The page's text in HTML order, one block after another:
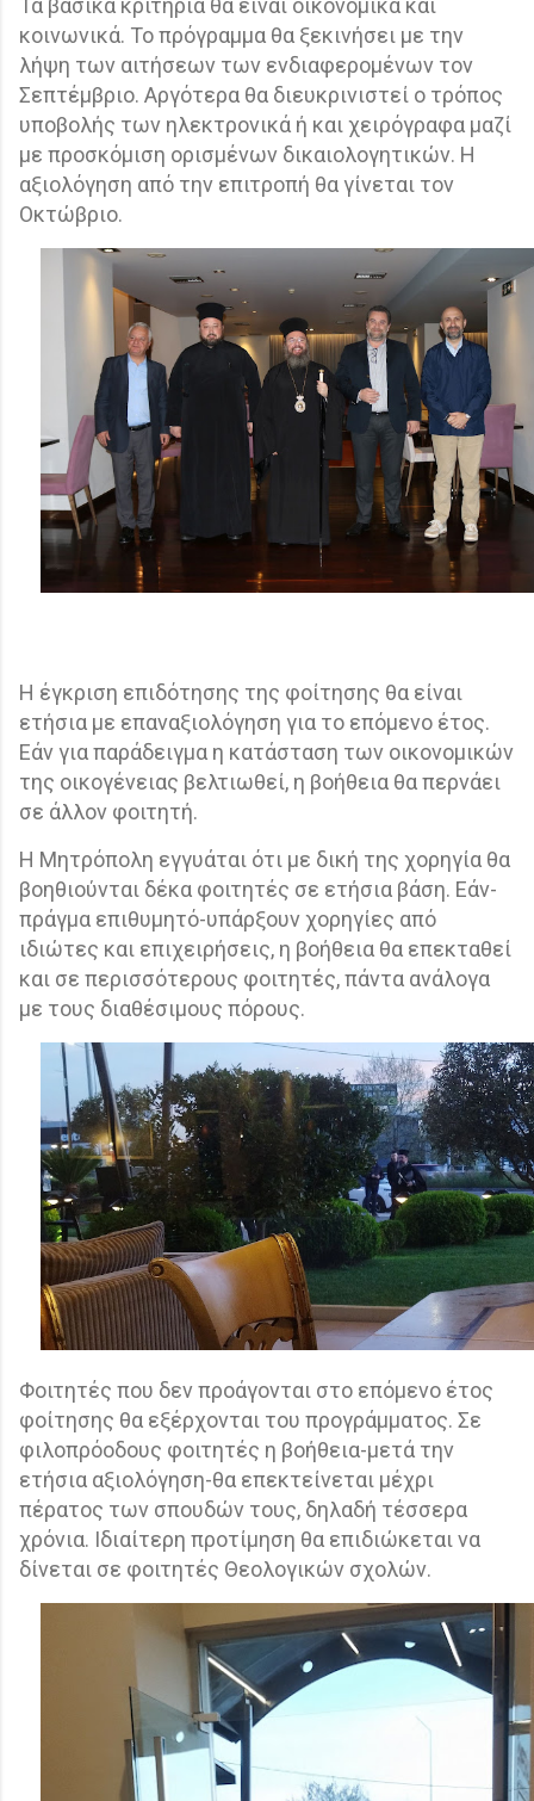
κοινωνικά. Το πρόγραμμα θα ξεκινήσει με την
λήψη των αιτήσεων των ενδιαφερομένων τον
Σεπτέμβριο. Αργότερα θα διευκρινιστεί ο τρόπος
υποβολής των ηλεκτρονικά ή και χειρόγραφα μαζί
με προσκόμιση ορισμένων δικαιολογητικών. Η
αξιολόγηση από την επιτροπή θα γίνεται τον
Οκτώβριο.
Η έγκριση επιδότησης της φοίτησης θα είναι
ετήσια με επαναξιολόγηση για το επόμενο έτος.
Εάν για παράδειγμα η κατάσταση των οικονομικών
της οικογένειας βελτιωθεί, η βοήθεια θα περνάει
σε άλλον φοιτητή.
Η Μητρόπολη εγγυάται ότι με δική της χορηγία θα
βοηθιούνται δέκα φοιτητές σε ετήσια βάση. Εάν-
πράγμα επιθυμητό-υπάρξουν χορηγίες από
ιδιώτες και επιχειρήσεις, η βοήθεια θα επεκταθεί
και σε περισσότερους φοιτητές, πάντα ανάλογα
με τους διαθέσιμους πόρους.
Φοιτητές που δεν προάγονται στο επόμενο έτος
φοίτησης θα εξέρχονται του προγράμματος. Σε
φιλοπρόοδους φοιτητές η βοήθεια-μετά την
ετήσια αξιολόγηση-θα επεκτείνεται μέχρι
πέρατος των σπουδών τους, δηλαδή τέσσερα
χρόνια. Ιδιαίτερη προτίμηση θα επιδιώκεται να
δίνεται σε φοιτητές Θεολογικών σχολών.